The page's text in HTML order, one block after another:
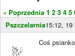
« Poprzednia 1 2 3 4 5
Pszczelarnia15:12, 19
Coś